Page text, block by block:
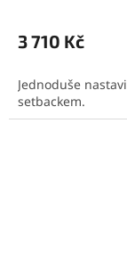
3 710 Kč
Jednoduše
setbackem.